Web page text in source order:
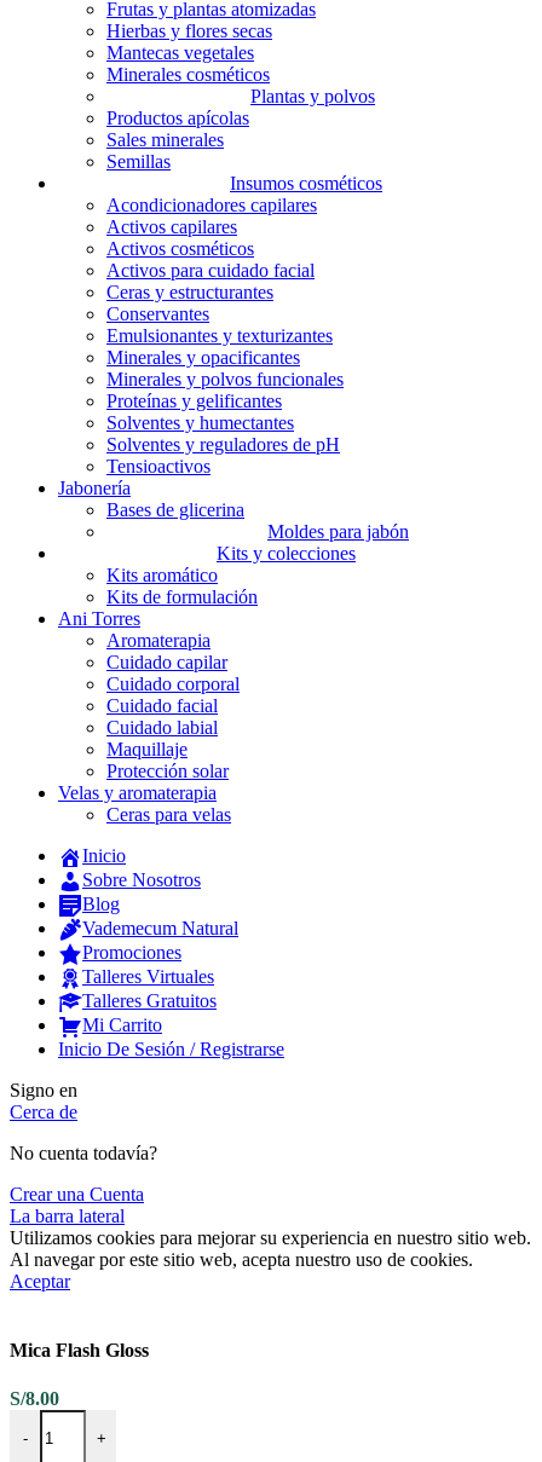
Frutas y plantas atomizadas
Hierbas y flores secas
Mantecas vegetales
Minerales cosméticos
Plantas y polvos
Productos apícolas
Sales minerales
Semillas
Insumos cosméticos
Acondicionadores capilares
Activos capilares
Activos cosméticos
Activos para cuidado facial
Ceras y estructurantes
Conservantes
Emulsionantes y texturizantes
Minerales y opacificantes
Minerales y polvos funcionales
Proteínas y gelificantes
Solventes y humectantes
Solventes y reguladores de pH
Tensioactivos
Jabonería
Bases de glicerina
Moldes para jabón
Kits y colecciones
Kits aromático
Kits de formulación
Ani Torres
Aromaterapia
Cuidado capilar
Cuidado corporal
Cuidado facial
Cuidado labial
Maquillaje
Protección solar
Velas y aromaterapia
Ceras para velas
Inicio
Sobre Nosotros
Blog
Vademecum Natural
Promociones
Talleres Virtuales
Talleres Gratuitos
Mi Carrito
Inicio De Sesión / Registrarse
Signo en
Cerca de
No cuenta todavía?
Crear una Cuenta
La barra lateral
Utilizamos cookies para mejorar su experiencia en nuestro sitio web.
Al navegar por este sitio web, acepta nuestro uso de cookies.
Aceptar
Mica Flash Gloss
S/8.00
-
Mica Flash Gloss cantidad
+